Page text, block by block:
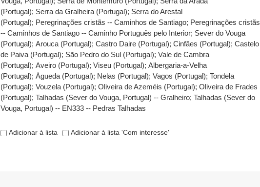
(Portugal); Serra da Gralheira (Portugal); Serra do Arestal
(Portugal); Peregrinações cristãs -- Caminhos de Santiago; Peregrinações cristãs
-- Caminhos de Santiago -- Caminho Português pelo Interior; Sever do Vouga
(Portugal);Arouca (Portugal);Castro Daire (Portugal);Cinfães (Portugal);Castelo
de Paiva (Portugal); São Pedro do Sul (Portugal);Vale de Cambra
(Portugal);Aveiro (Portugal);Viseu (Portugal);Albergaria-a-Velha
(Portugal);Águeda (Portugal); Nelas (Portugal);Vagos (Portugal);Tondela
(Portugal);Vouzela (Portugal);Oliveira de Azeméis (Portugal);Oliveira de Frades
(Portugal);Talhadas (Sever do Vouga, Portugal) -- Gralheiro;Talhadas (Sever do
Vouga, Portugal) -- EN333 -- Pedras Talhadas
Adicionar à lista Adicionar à lista 'Com interesse'